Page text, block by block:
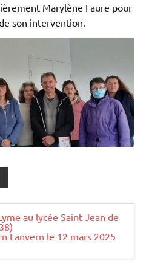
Marylène Faure pour
son intervention.
au lycée Saint Jean de
Lanvern le 12 mars 2025